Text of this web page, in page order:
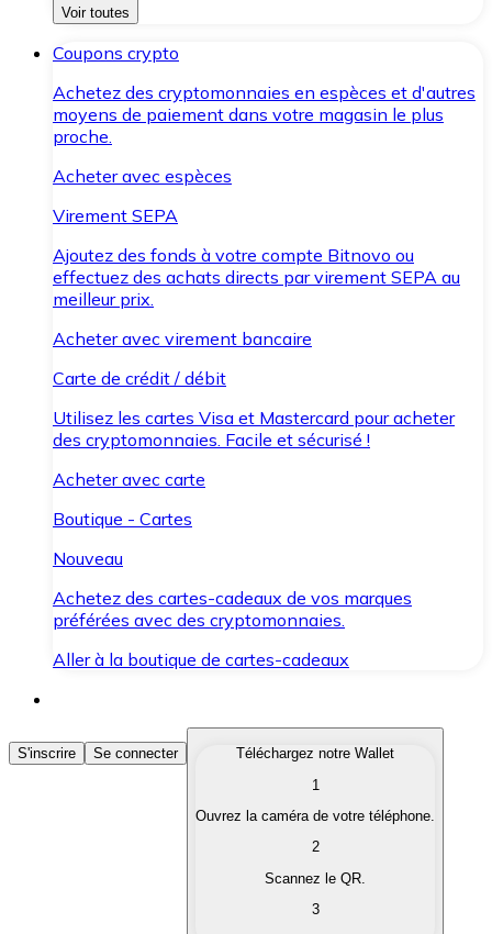
Voir toutes
Coupons crypto
Achetez des cryptomonnaies en espèces et d'autres
moyens de paiement dans votre magasin le plus
proche.
Acheter avec espèces
Virement SEPA
Ajoutez des fonds à votre compte Bitnovo ou
effectuez des achats directs par virement SEPA au
meilleur prix.
Acheter avec virement bancaire
Carte de crédit / débit
Utilisez les cartes Visa et Mastercard pour acheter
des cryptomonnaies. Facile et sécurisé !
Acheter avec carte
Boutique - Cartes
Nouveau
Achetez des cartes-cadeaux de vos marques
préférées avec des cryptomonnaies.
Aller à la boutique de cartes-cadeaux
Acheter des Cryptomonnaies
Achetez les cryptomonnaies qui vous intéressent
Convertissez vos cryptomonnaies en monnaie
S'inscrire Se connecter
Téléchargez notre Wallet
1
Ouvrez la caméra de votre téléphone.
2
Scannez le QR.
3